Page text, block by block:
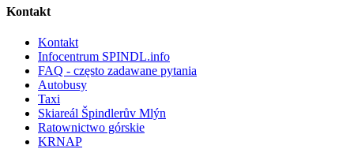
Kontakt
Kontakt
Infocentrum SPINDL.info
FAQ - często zadawane pytania
Autobusy
Taxi
Skiareál Špindlerův Mlýn
Ratownictwo górskie
KRNAP